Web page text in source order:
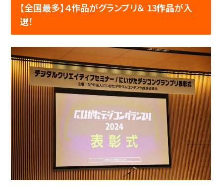
【全国最多】４作品がグランプリ＆ 13作品が入
選！